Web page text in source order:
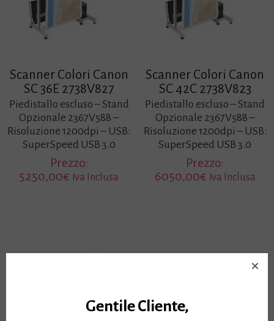
Scanner Colori Canon
SC 36E 2738V827
Piedistallo escluso – Stand
Opzionale 2367V588 –
Risoluzione 1200dpi – USB:
SuperSpeed USB 3.0
Prezzo:
5250,00€ Iva Inclusa
Scanner Colori Canon
SC 42C 2738V823
Piedistallo escluso – Stand
Opzionale 2367V588 –
Risoluzione 1200dpi – USB:
SuperSpeed USB 3.0
Prezzo:
6050,00€ Iva Inclusa
Gentile Cliente,